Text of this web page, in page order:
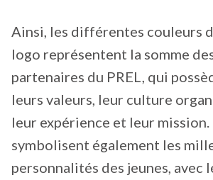
Ainsi, les différentes couleurs
logo représentent la somme
partenaires du PREL, qui
leurs valeurs, leur culture
leur expérience et leur mission.
symbolisent également les
personnalités des jeunes, avec